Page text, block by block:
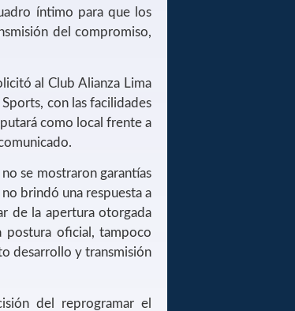
íntimo para que los
del compromiso,
al Club Alianza Lima
con las facilidades
como local frente a
se mostraron garantías
brindó una respuesta a
de la apertura otorgada
oficial, tampoco
desarrollo y transmisión
del reprogramar el